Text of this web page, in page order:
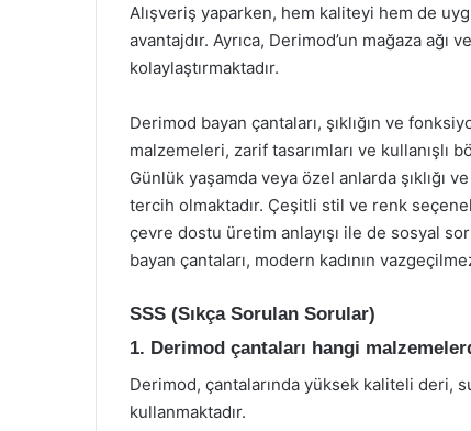
Alışveriş yaparken, hem kaliteyi hem de
avantajdır. Ayrıca, Derimod’un mağaza ağı
kolaylaştırmaktadır.
Derimod bayan çantaları, şıklığın ve
malzemeleri, zarif tasarımları ve kullanışlı
Günlük yaşamda veya özel anlarda şıklığı
tercih olmaktadır. Çeşitli stil ve renk
çevre dostu üretim anlayışı ile de sosyal
bayan çantaları, modern kadının
SSS (Sıkça Sorulan Sorular)
1. Derimod çantaları hangi
Derimod, çantalarında yüksek kaliteli deri,
kullanmaktadır.